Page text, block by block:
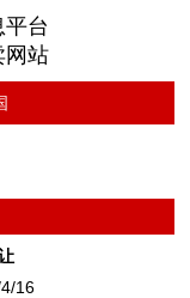
台
网站
16